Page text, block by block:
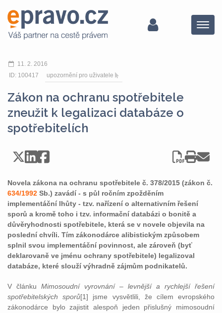
Menu
11. 2. 2016
ID: 100417
upozornění pro uživatele
Zákon na ochranu spotřebitele
zneužit k legalizaci databáze o
spotřebitelích
Novela zákona na ochranu spotřebitele č. 378/2015 (zákon č.
634/1992 Sb.) zavádí - s půl ročním zpožděním
implementáční lhůty - tzv. nařízení o alternativním řešení
sporů a kromě toho i tzv. informační databázi o bonitě a
důvěryhodnosti spotřebitele, která se v novele objevila na
poslední chvíli. Tím zákonodárce alibistickým způsobem
splnil svou implementáční povinnost, ale zároveň (byť
deklarovaně ve jménu ochrany spotřebitele) legalizoval
databáze, které slouží výhradně zájmům podnikatelů.
V článku Mimosoudní vyrovnání – levnější a rychlejší řešení
spotřebitelských sporů[1] jsme vysvětlili, že cílem evropského
zákonodárce bylo zajistit alespoň jeden přislušný mimosoudní